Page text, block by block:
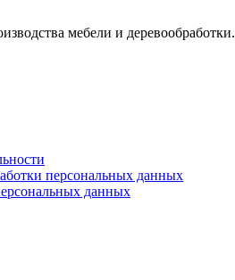
мебели и деревообработки.
персональных данных
данных